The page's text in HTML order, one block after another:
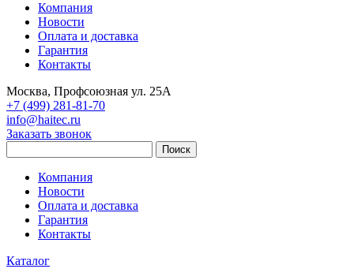
Компания
Новости
Оплата и доставка
Гарантия
Контакты
Москва, Профсоюзная ул. 25А
+7 (499) 281-81-70
info@haitec.ru
Заказать звонок
Поиск
Компания
Новости
Оплата и доставка
Гарантия
Контакты
Каталог